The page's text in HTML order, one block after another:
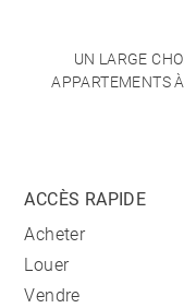
UN LARGE
APPARTEMENTS
ACCÈS RAPIDE
Acheter
Louer
Vendre